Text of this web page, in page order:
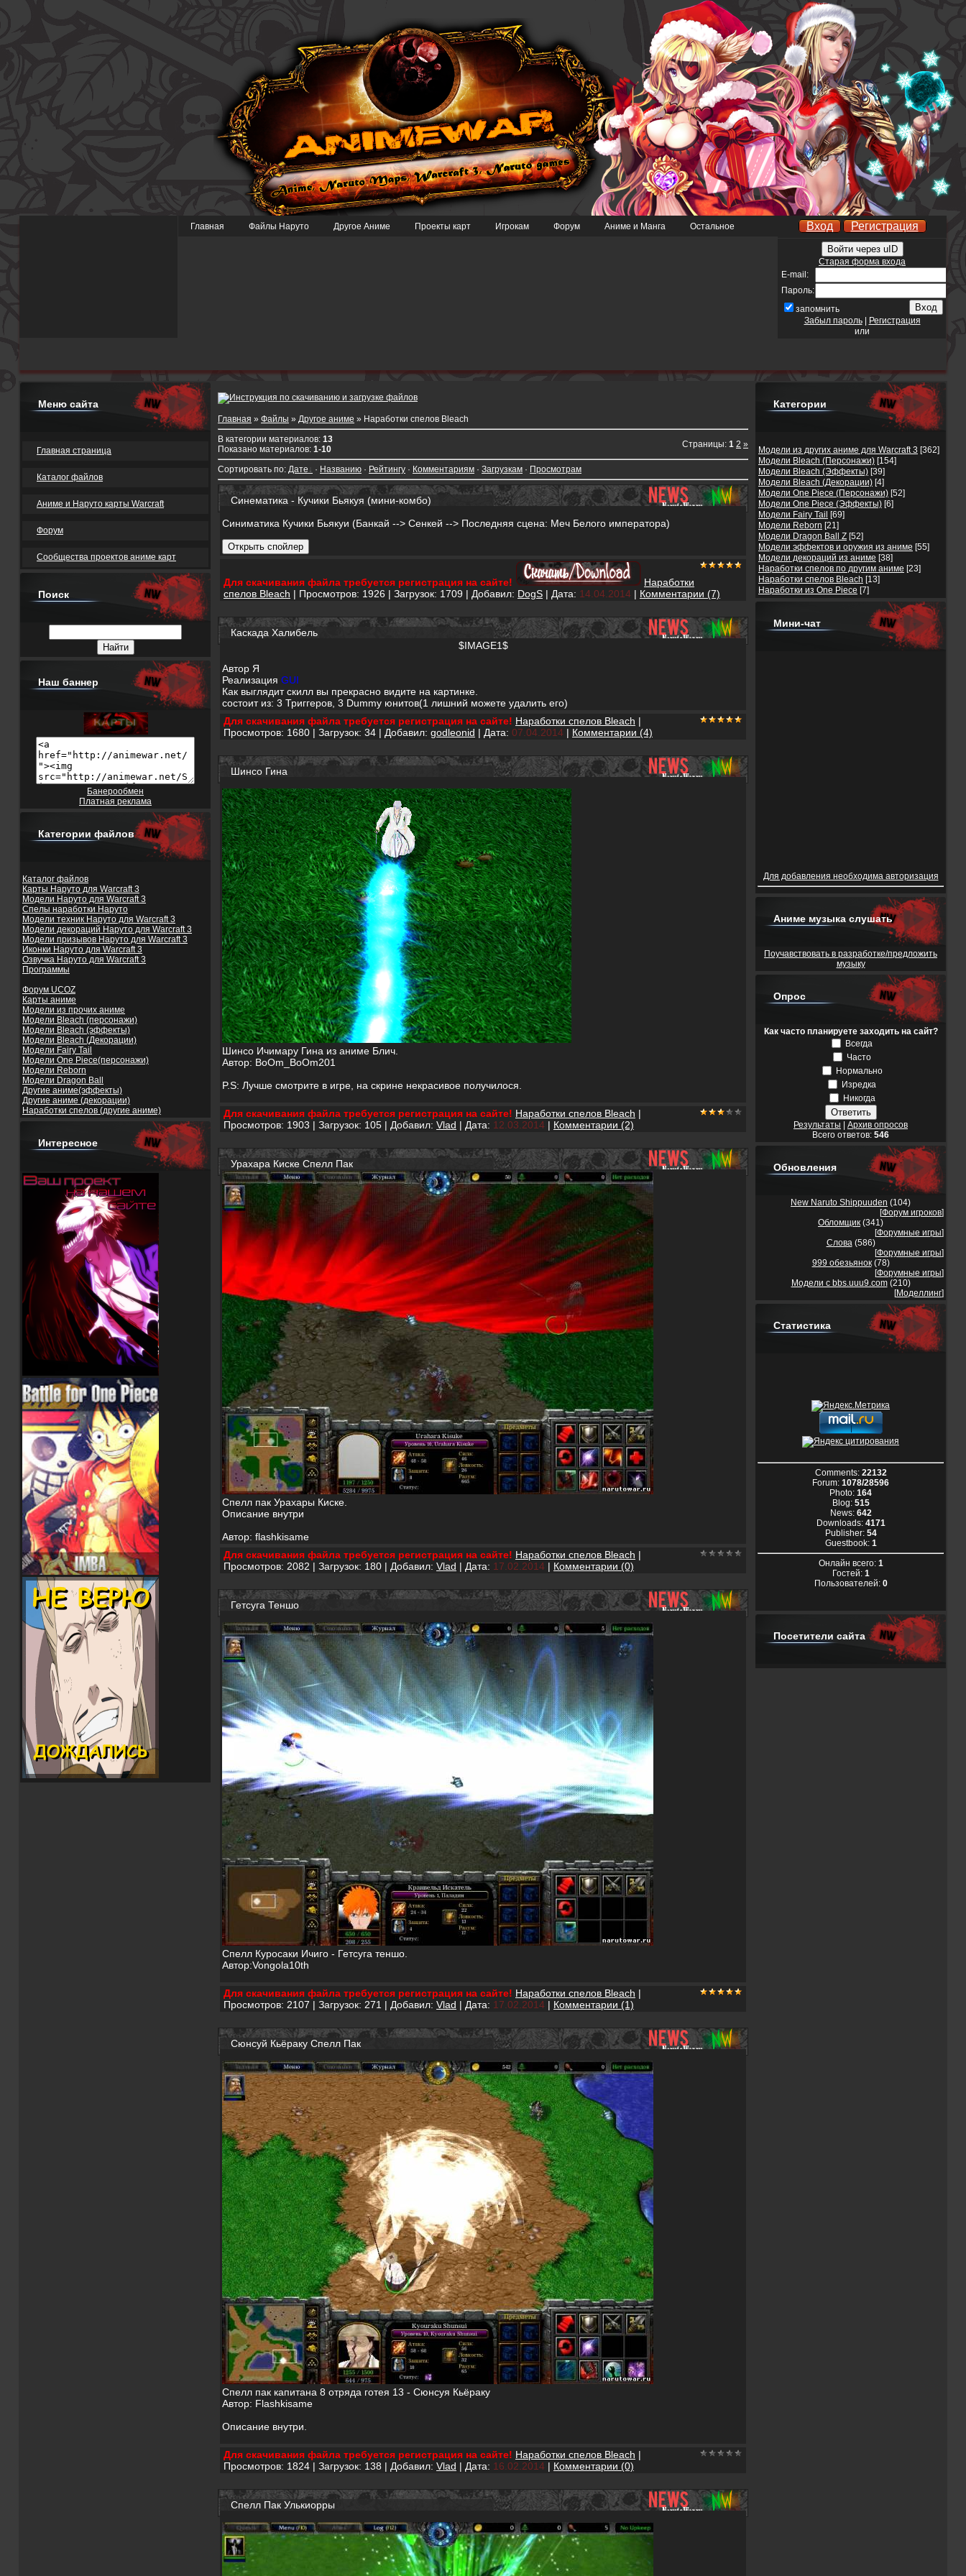
Главная Файлы Наруто Другое Аниме Проекты карт Игрокам Форум Аниме и Манга Остальное Вход Регистрация
Войти через uID
Старая форма входа
E-mail:
Пароль:
запомнить
Забыл пароль|
Регистрация
или
Меню сайта
Главная страница
Каталог файлов
Аниме и Наруто карты Warcraft
Форум
Сообщества проектов аниме карт
Поиск
Наш баннер
Банерообмен
Платная реклама
Категории файлов
Каталог файлов
Карты Наруто для Warcraft 3
Модели Наруто для Warcraft 3
Спелы наработки Наруто
Модели техник Наруто для Warcraft 3
Модели декораций Наруто для Warcraft 3
Модели призывов Наруто для Warcraft 3
Иконки Наруто для Warcraft 3
Озвучка Наруто для Warcraft 3
Программы
Форум UCOZ
Карты аниме
Модели из прочих аниме
Модели Bleach (персонажи)
Модели Bleach (эффекты)
Модели Bleach (Декорации)
Модели Fairy Tail
Модели One Piece(персонажи)
Модели Reborn
Модели Dragon Ball
Другие аниме(эффекты)
Другие аниме (декорации)
Наработки спелов (другие аниме)
Интересное
Категории
Модели из других аниме для Warcraft 3 [362]
Модели Bleach (Персонажи) [154]
Модели Bleach (Эффекты) [39]
Модели Bleach (Декорации) [4]
Модели One Piece (Персонажи) [52]
Модели One Piece (Эффекты) [6]
Модели Fairy Tail
[69]
Модели Reborn [21]
Модели Dragon Ball Z [52]
Модели эффектов и оружия из аниме [55]
Модели декораций из аниме [38]
Наработки спелов по другим аниме [23]
Наработки спелов Bleach [13]
Наработки из One Piece [7]
Мини-чат
Для добавления необходима авторизация
Аниме музыка слушать
Поучавствовать в разработке/предложить
музыку
Опрос
Как часто планируете заходить на сайт?
Всегда
Часто
Нормально
Изредка
Никогда
Результаты
Архив опросов
Всего ответов: 546
Обновления
New Naruto Shippuuden (104)
[Форум игроков]
Обломщик (341)
[Форумные игры]
Слова (586)
[Форумные игры]
999 обезьянок (78)
[Форумные игры]
Модели с bbs.uuu9.com (210)
[Моделлинг]
Статистика
Comments: 22132
Forum: 1078/28596
Photo: 164
Blog: 515
News: 642
Downloads: 4171
Publisher: 54
Guestbook: 1
Онлайн всего: 1
Гостей: 1
Пользователей: 0
Посетители сайта
Главная » Файлы » Другое аниме » Наработки спелов Bleach
В категории материалов: 13
Показано материалов: 1-10 Страницы: 1 2 »
Сортировать по: Дате · Названию · Рейтингу · Комментариям · Загрузкам · Просмотрам
Синематика - Кучики Бьякуя (мини-комбо)
Синиматика Кучики Бьякуи (Банкай --> Сенкей --> Последняя сцена: Меч Белого императора)
Для скачивания файла требуется регистрация на сайте!
Наработки
спелов Bleach | Просмотров: 1926 | Загрузок: 1709 | Добавил: DogS | Дата: 14.04.2014 | Комментарии (7)
Каскада Халибель
$IMAGE1$
Автор Я
Реализация GUI
Как выглядит скилл вы прекрасно видите на картинке.
состоит из: 3 Триггеров, 3 Dummy юнитов(1 лишний можете удалить его)
Для скачивания файла требуется регистрация на сайте! Наработки спелов Bleach |
Просмотров: 1680 | Загрузок: 34 | Добавил: godleonid | Дата: 07.04.2014 | Комментарии (4)
Шинсо Гина
Шинсо Ичимару Гина из аниме Блич.
Автор: BoOm_BoOm201
P.S: Лучше смотрите в игре, на скрине некрасивое получилося.
Для скачивания файла требуется регистрация на сайте! Наработки спелов Bleach |
Просмотров: 1903 | Загрузок: 105 | Добавил: Vlad | Дата: 12.03.2014 | Комментарии (2)
Урахара Киске Спелл Пак
Спелл пак Урахары Киске.
Описание внутри
Автор: flashkisame
Для скачивания файла требуется регистрация на сайте! Наработки спелов Bleach |
Просмотров: 2082 | Загрузок: 180 | Добавил: Vlad | Дата: 17.02.2014 | Комментарии (0)
Гетсуга Теншо
Спелл Куросаки Ичиго - Гетсуга теншо.
Автор:Vongola10th
Для скачивания файла требуется регистрация на сайте! Наработки спелов Bleach |
Просмотров: 2107 | Загрузок: 271 | Добавил: Vlad | Дата: 17.02.2014 | Комментарии (1)
Сюнсуй Кьёраку Спелл Пак
Спелл пак капитана 8 отряда готея 13 - Сюнсуя Кьёраку
Автор: Flashkisame
Описание внутри.
Для скачивания файла требуется регистрация на сайте! Наработки спелов Bleach |
Просмотров: 1824 | Загрузок: 138 | Добавил: Vlad | Дата: 16.02.2014 | Комментарии (0)
Спелл Пак Улькиорры